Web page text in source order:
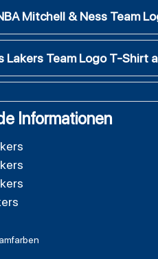
Mitchell & Ness Team
Team Logo T-Shirt
Informationen